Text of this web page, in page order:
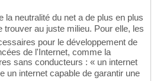
la neutralité du net a de plus en plus
trouver au juste milieu. Pour elle, les
pour le développement de
de l'Internet, comme la
sans conducteurs : « un internet
un internet capable de garantir une